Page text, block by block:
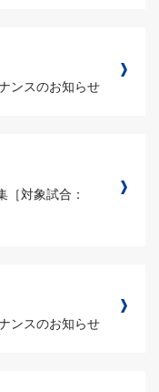
ンスのお知らせ
対象試合：
ンスのお知らせ